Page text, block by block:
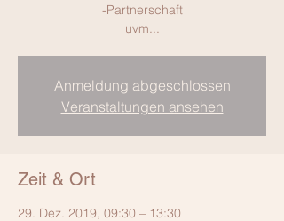
-Partnerschaft
uvm...
Anmeldung abgeschlossen
Veranstaltungen ansehen
Zeit & Ort
29. Dez. 2019, 09:30 – 13:30